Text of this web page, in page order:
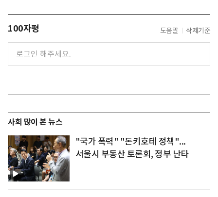
100자평 도움말 삭제기준
사회 많이 본 뉴스
"국가 폭력" "돈키호테 정책"...
서울시 부동산 토론회, 정부 난타